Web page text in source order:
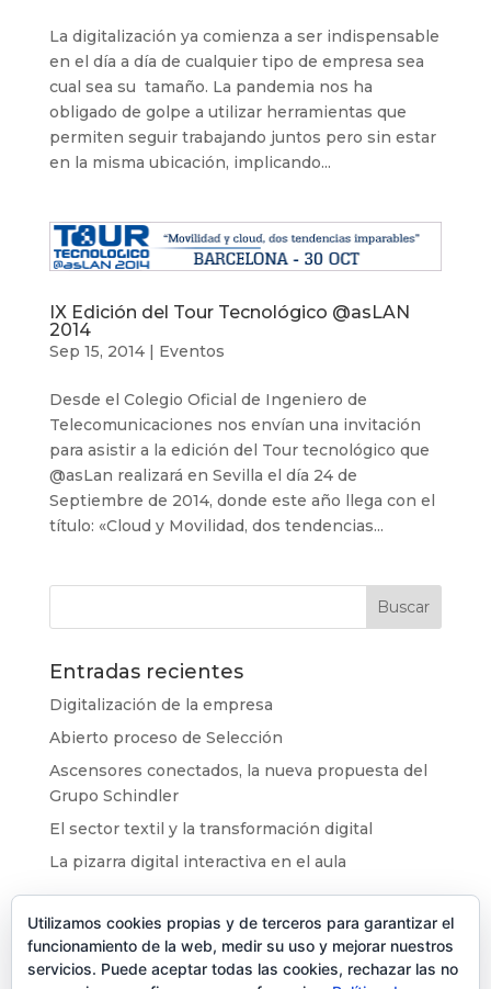
La digitalización ya comienza a ser indispensable
en el día a día de cualquier tipo de empresa sea
cual sea su tamaño. La pandemia nos ha
obligado de golpe a utilizar herramientas que
permiten seguir trabajando juntos pero sin estar
en la misma ubicación, implicando...
IX Edición del Tour Tecnológico @asLAN
2014
Sep 15, 2014| Eventos
Desde el Colegio Oficial de Ingeniero de
Telecomunicaciones nos envían una invitación
para asistir a la edición del Tour tecnológico que
@asLan realizará en Sevilla el día 24 de
Septiembre de 2014, donde este año llega con el
título: «Cloud y Movilidad, dos tendencias...
Entradas recientes
Digitalización de la empresa
Abierto proceso de Selección
Ascensores conectados, la nueva propuesta del
Grupo Schindler
El sector textil y la transformación digital
La pizarra digital interactiva en el aula
Categorías
Eventos
Noticias
Utilizamos cookies propias y de terceros para garantizar el
funcionamiento de la web, medir su uso y mejorar nuestros
servicios. Puede aceptar todas las cookies, rechazar las no